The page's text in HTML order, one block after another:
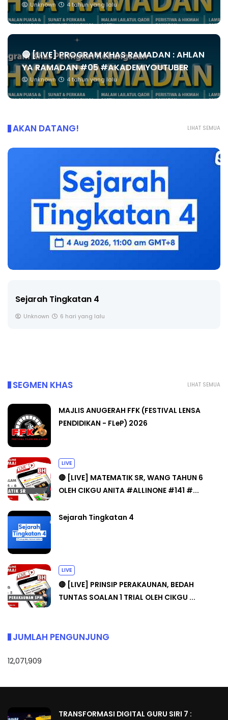
Unknown 4 tahun yang lalu
🔴 [LIVE] PROGRAM KHAS RAMADAN : AHLAN
YA RAMADAN #05 #AKADEMIYOUTUBER
Unknown 4 tahun yang lalu
LIHAT SEMUA
AKAN DATANG!
Sejarah Tingkatan 4
Unknown 6 hari yang lalu
LIHAT SEMUA
SEGMEN KHAS
MAJLIS ANUGERAH FFK (FESTIVAL LENSA
PENDIDIKAN - FLeP) 2026
LIVE
🔴 [LIVE] MATEMATIK SR, WANG TAHUN 6
OLEH CIKGU ANITA #ALLINONE #141 #...
Sejarah Tingkatan 4
LIVE
🔴 [LIVE] PRINSIP PERAKAUNAN, BEDAH
TUNTAS SOALAN 1 TRIAL OLEH CIKGU ...
JUMLAH PENGUNJUNG
12,071,909
TRANSFORMASI DIGITAL GURU SIRI 7 :